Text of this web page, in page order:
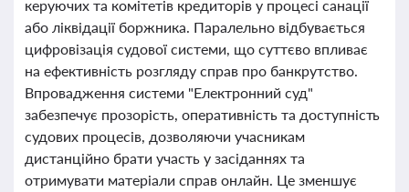
керуючих та комітетів кредиторів у процесі санації
або ліквідації боржника. Паралельно відбувається
цифровізація судової системи, що суттєво впливає
на ефективність розгляду справ про банкрутство.
Впровадження системи "Електронний суд"
забезпечує прозорість, оперативність та доступність
судових процесів, дозволяючи учасникам
дистанційно брати участь у засіданнях та
отримувати матеріали справ онлайн. Це зменшує